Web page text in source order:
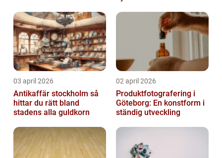
03 april 2026
Antikaffär stockholm så
hittar du rätt bland
stadens alla guldkorn
02 april 2026
Produktfotografering i
Göteborg: En konstform i
ständig utveckling